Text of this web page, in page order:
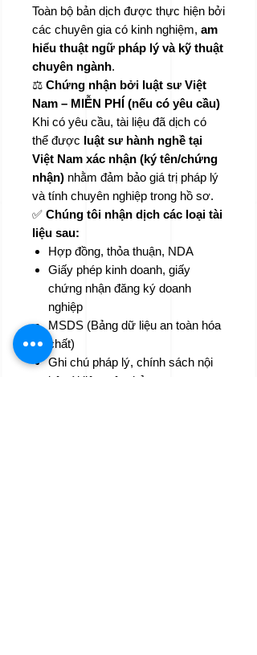
Toàn bộ bản dịch được thực hiện bởi
các chuyên gia có kinh nghiệm, am
hiểu thuật ngữ pháp lý và kỹ thuật
chuyên ngành.
⚖️ Chứng nhận bởi luật sư Việt
Nam – MIỄN PHÍ (nếu có yêu cầu)
Khi có yêu cầu, tài liệu đã dịch có
thể được luật sư hành nghề tại
Việt Nam xác nhận (ký tên/chứng
nhận) nhằm đảm bảo giá trị pháp lý
và tính chuyên nghiệp trong hồ sơ.
✅ Chúng tôi nhận dịch các loại tài
liệu sau:
Hợp đồng, thỏa thuận, NDA
Giấy phép kinh doanh, giấy
chứng nhận đăng ký doanh
nghiệp
MSDS (Bảng dữ liệu an toàn hóa
chất)
Ghi chú pháp lý, chính sách nội
bộ, tài liệu tuân thủ